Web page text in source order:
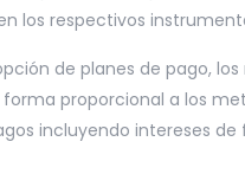
los respectivos
de planes de pago,
proporcional a los
incluyendo intereses